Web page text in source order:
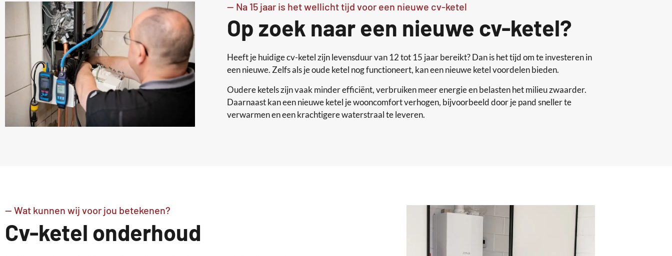
-- Na 15 jaar is het wellicht tijd voor een nieuwe cv-ketel
Op zoek naar een nieuwe cv-ketel?
Heeft je huidige cv-ketel zijn levensduur van 12 tot 15 jaar bereikt? Dan is het tijd om te investeren in
een nieuwe. Zelfs als je oude ketel nog functioneert, kan een nieuwe ketel voordelen bieden.
Oudere ketels zijn vaak minder efficiënt, verbruiken meer energie en belasten het milieu zwaarder.
Daarnaast kan een nieuwe ketel je wooncomfort verhogen, bijvoorbeeld door je pand sneller te
verwarmen en een krachtigere waterstraal te leveren.
-- Wat kunnen wij voor jou betekenen?
Cv-ketel onderhoud